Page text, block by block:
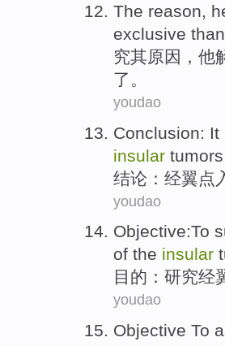
The reason,
exclusive than
究其原因， 他
了。
youdao
Conclusion: It
insular tumors
结论 ：经翼点
youdao
Objective:To
of the insular
目的 ：研究经
youdao
Objective To